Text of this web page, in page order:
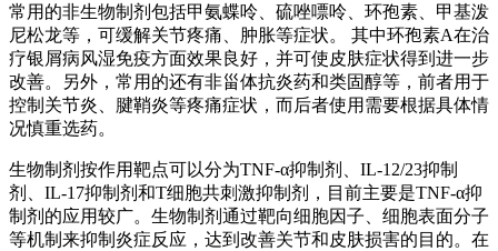
常用的非生物制剂包括甲氨蝶呤、硫唑嘌呤、环孢素、甲基泼
尼松龙等，可缓解关节疼痛、肿胀等症状。 其中环孢素A在治
疗银屑病风湿免疫方面效果良好，并可使皮肤症状得到进一步
改善。另外，常用的还有非甾体抗炎药和类固醇等，前者用于
控制关节炎、腱鞘炎等疼痛症状，而后者使用需要根据具体情
况慎重选药。
生物制剂按作用靶点可以分为TNF-α抑制剂、IL-12/23抑制
剂、IL-17抑制剂和T细胞共刺激抑制剂，目前主要是TNF-α抑
制剂的应用较广。生物制剂通过靶向细胞因子、细胞表面分子
等机制来抑制炎症反应，达到改善关节和皮肤损害的目的。在